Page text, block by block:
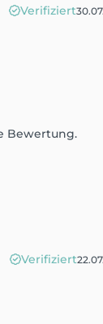
Verifiziert
Bewertung.
Verifiziert